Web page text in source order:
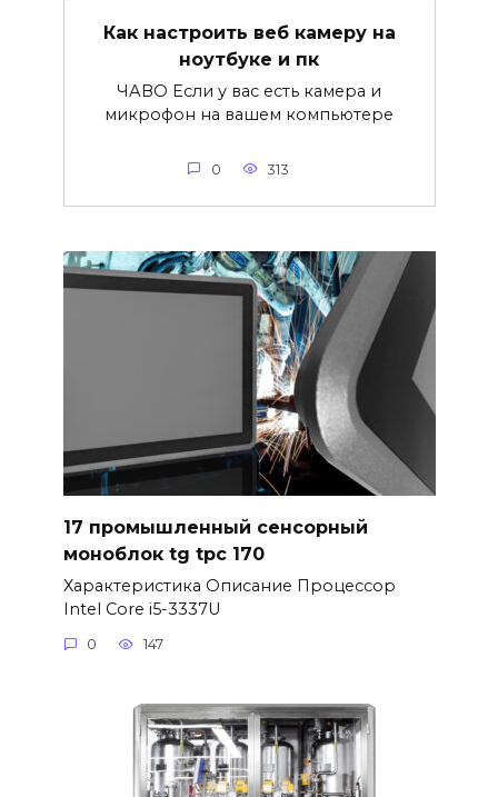
Как настроить веб камеру на
ноутбуке и пк
ЧАВО Если у вас есть камера и
микрофон на вашем компьютере
0 313
17 промышленный сенсорный
моноблок tg tpc 170
Характеристика Описание Процессор
Intel Core i5-3337U
0 147